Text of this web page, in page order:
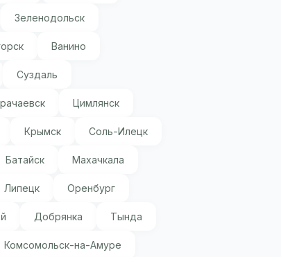
Зеленодольск
Ванино
Суздаль
Цимлянск
Крымск Соль-Илецк
Батайск Махачкала
Липецк Оренбург
Добрянка Тында
Комсомольск-на-Амуре